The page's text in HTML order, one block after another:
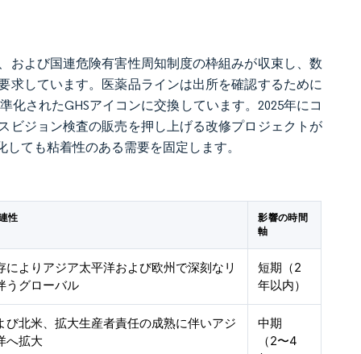
および国連危険有害性周知制度の枠組みが収束し、数
求しています。医薬品ラインは出所を確認するために
されたGHSアイコンに交換しています。2025年にコ
ビジョン検査の販売を押し上げる改修プロジェクトが
ても粘着性のある需要を固定します。
性
影響の時間
軸
によりアジア太平洋および欧州で深刻なリ
うグローバル
短期（2
年以内）
び北米、拡大生産者責任の成熟に伴いアジ
へ拡大
中期
（2〜4